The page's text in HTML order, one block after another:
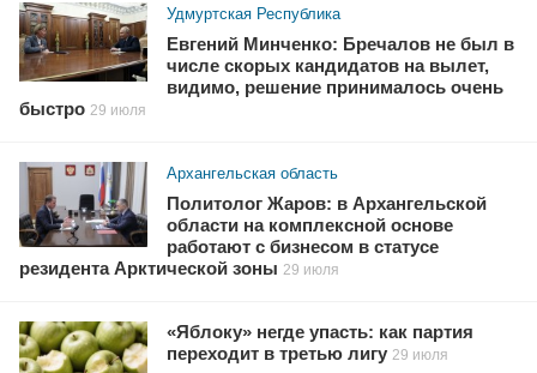
Удмуртская Республика
Евгений Минченко: Бречалов не был в
числе скорых кандидатов на вылет,
видимо, решение принималось очень
быстро 29 июля
Архангельская область
Политолог Жаров: в Архангельской
области на комплексной основе
работают с бизнесом в статусе
резидента Арктической зоны 29 июля
«Яблоку» негде упасть: как партия
переходит в третью лигу 29 июля